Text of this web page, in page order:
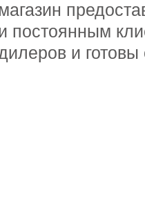
постоянным
и готовы